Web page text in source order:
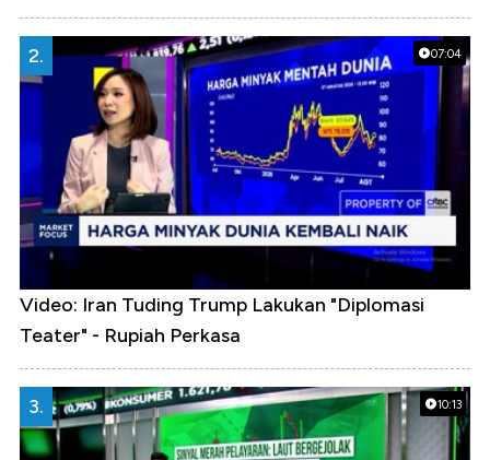
07:04
2.
Video: Iran Tuding Trump Lakukan "Diplomasi
Teater" - Rupiah Perkasa
10:13
3.